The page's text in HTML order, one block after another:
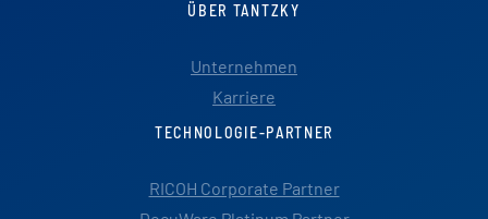
ÜBER TANTZKY
Unternehmen
Karriere
TECHNOLOGIE-PARTNER
RICOH Corporate Partner